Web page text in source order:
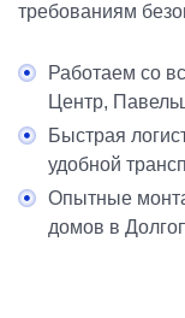
требованиям
Работаем со
Центр,
Быстрая
удобной
Опытные
домов в